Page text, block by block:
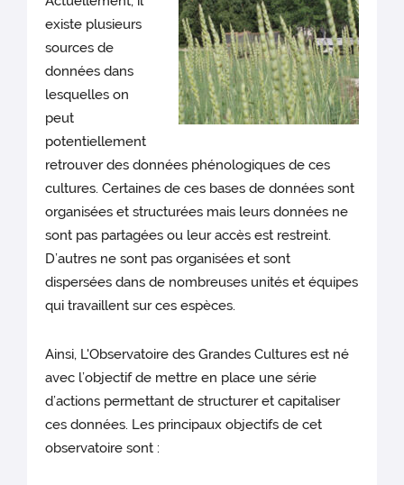
existe plusieurs
sources de
données dans
lesquelles on
peut
potentiellement
retrouver des données phénologiques de ces
cultures. Certaines de ces bases de données sont
organisées et structurées mais leurs données ne
sont pas partagées ou leur accès est restreint.
D’autres ne sont pas organisées et sont
dispersées dans de nombreuses unités et équipes
qui travaillent sur ces espèces.
Ainsi, L'Observatoire des Grandes Cultures est né
avec l’objectif de mettre en place une série
d’actions permettant de structurer et capitaliser
ces données. Les principaux objectifs de cet
observatoire sont :